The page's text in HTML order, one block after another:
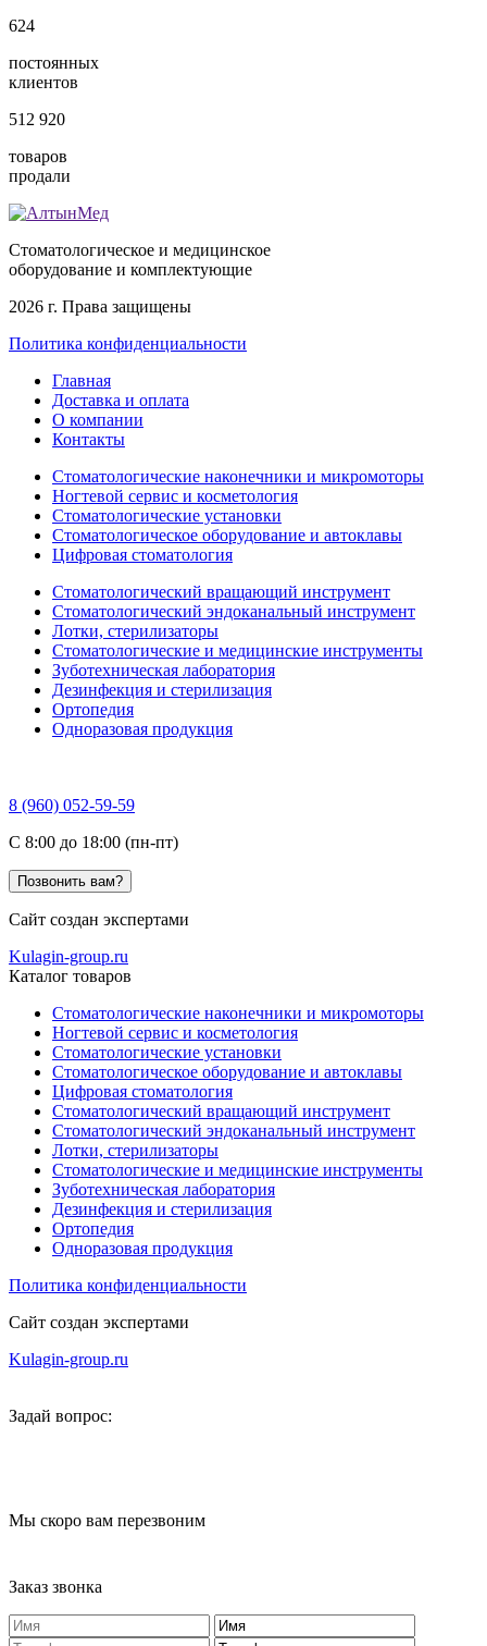
624
постоянных
клиентов
512 920
товаров
продали
Стоматологическое и медицинское
оборудование и комплектующие
2026 г. Права защищены
Политика конфиденциальности
Главная
Доставка и оплата
О компании
Контакты
Стоматологические наконечники и микромоторы
Ногтевой сервис и косметология
Стоматологические установки
Стоматологическое оборудование и автоклавы
Цифровая стоматология
Стоматологический вращающий инструмент
Стоматологический эндоканальный инструмент
Лотки, стерилизаторы
Стоматологические и медицинские инструменты
Зуботехническая лаборатория
Дезинфекция и стерилизация
Ортопедия
Одноразовая продукция
8 (960) 052-59-59
C 8:00 до 18:00 (пн-пт)
Позвонить вам?
Сайт создан экспертами
Kulagin-group.ru
Каталог товаров
Стоматологические наконечники и микромоторы
Ногтевой сервис и косметология
Стоматологические установки
Стоматологическое оборудование и автоклавы
Цифровая стоматология
Стоматологический вращающий инструмент
Стоматологический эндоканальный инструмент
Лотки, стерилизаторы
Стоматологические и медицинские инструменты
Зуботехническая лаборатория
Дезинфекция и стерилизация
Ортопедия
Одноразовая продукция
Политика конфиденциальности
Сайт создан экспертами
Kulagin-group.ru
Задай вопрос:
Мы скоро вам перезвоним
Заказ звонка